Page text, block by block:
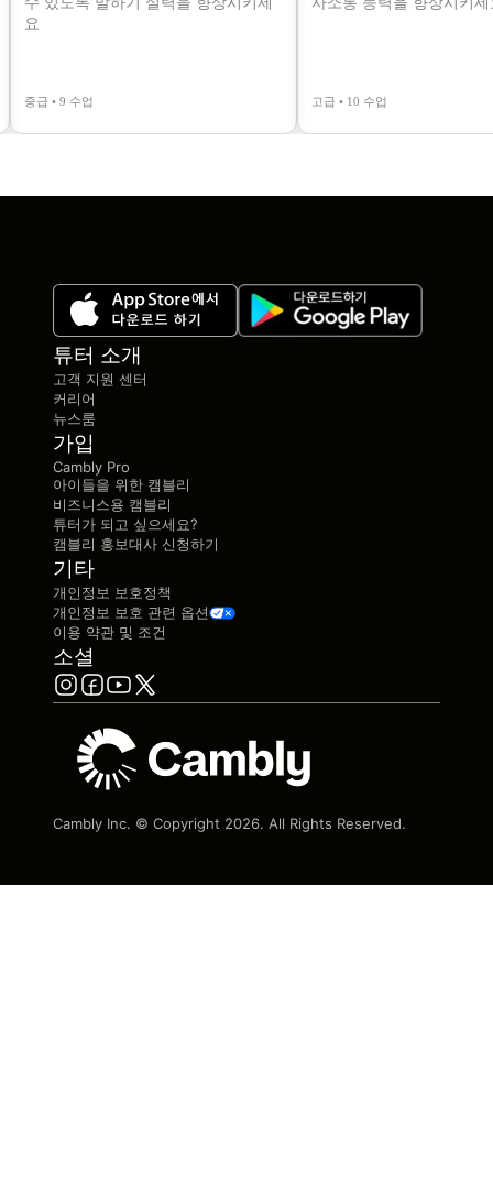
요
중급 • 9 수업 고급 • 10 수업
튜터 소개
고객 지원 센터
커리어
뉴스룸
가입
Cambly Pro
아이들을 위한 캠블리
비즈니스용 캠블리
튜터가 되고 싶으세요?
캠블리 홍보대사 신청하기
기타
개인정보 보호정책
개인정보 보호 관련 옵션
이용 약관 및 조건
소셜
Cambly Inc. © Copyright 2026. All Rights Reserved.